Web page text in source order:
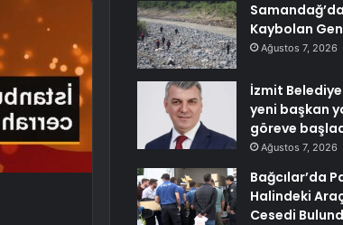
Kaybolan
Ağustos 7, 2026
İzmit
yeni başkan
göreve
Ağustos 7, 2026
Bağcılar’da
Halindeki
Cesedi